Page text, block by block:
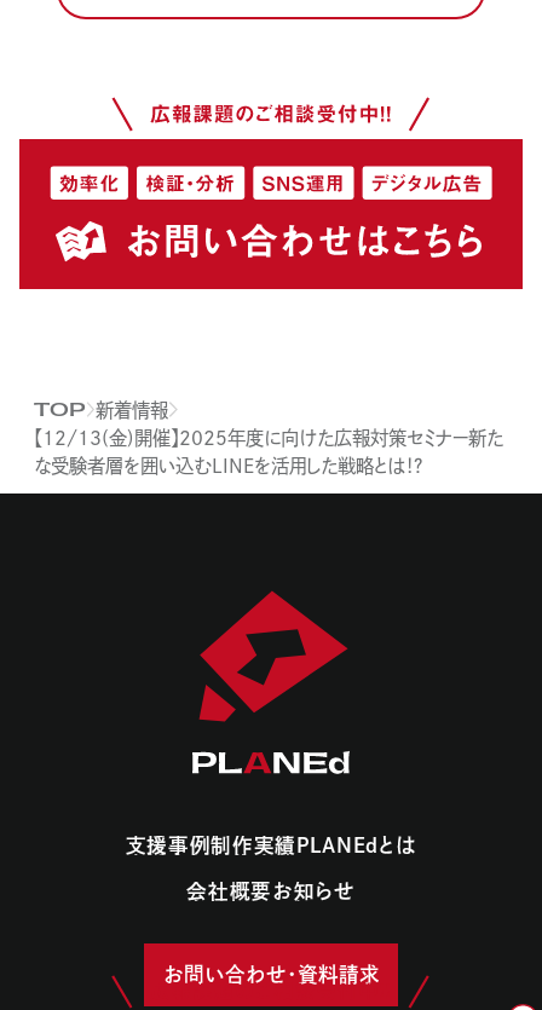
TOP
新着情報
【12/13(金)開催】2025年度に向けた広報対策セミナー新た
な受験者層を囲い込むLINEを活用した戦略とは！？
支援事例制作実績 PLANEdとは
会社概要お知らせ
お問い合わせ・資料請求